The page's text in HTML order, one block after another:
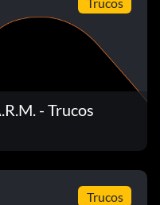
- Trucos
Trucos